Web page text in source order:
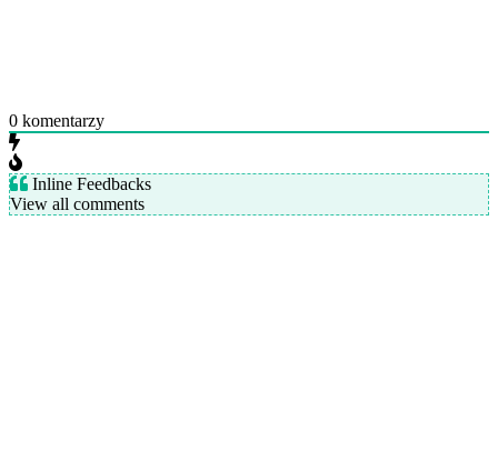
0 komentarzy
Inline Feedbacks
View all comments